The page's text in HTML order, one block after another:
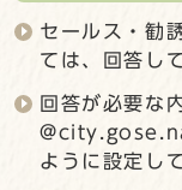
セールス・勧
ては、回答し
回答が必要な
ように設定し